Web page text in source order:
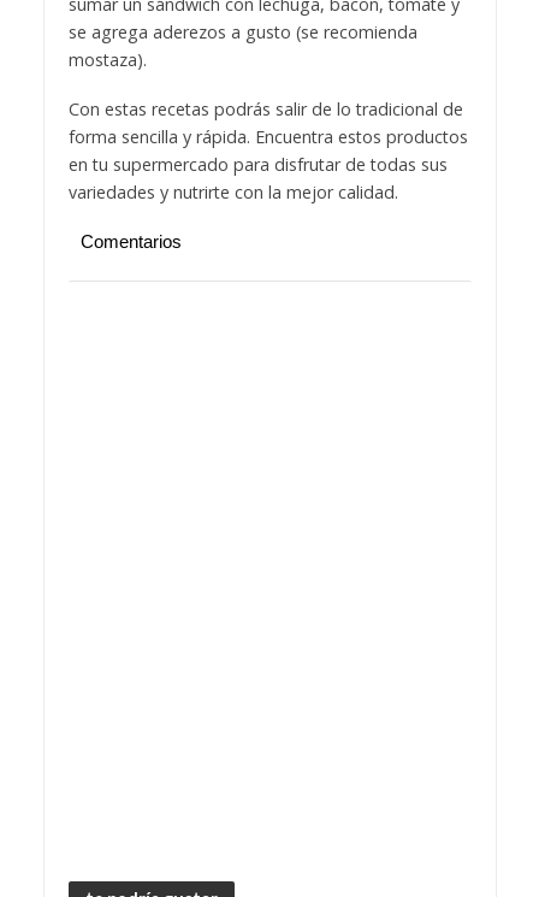
se agrega aderezos a gusto (se recomienda
mostaza).
Con estas recetas podrás salir de lo tradicional de
forma sencilla y rápida. Encuentra estos productos
en tu supermercado para disfrutar de todas sus
variedades y nutrirte con la mejor calidad.
Comentarios